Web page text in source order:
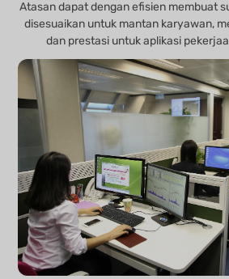
Atasan dapat dengan efisien membuat
disesuaikan untuk mantan karyawan,
dan prestasi untuk aplikasi